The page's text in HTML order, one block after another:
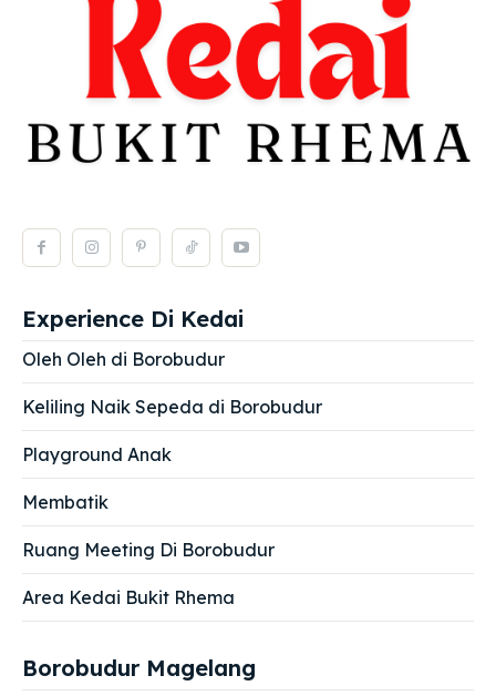
Experience Di Kedai
Oleh Oleh di Borobudur
Keliling Naik Sepeda di Borobudur
Playground Anak
Membatik
Ruang Meeting Di Borobudur
Area Kedai Bukit Rhema
Borobudur Magelang